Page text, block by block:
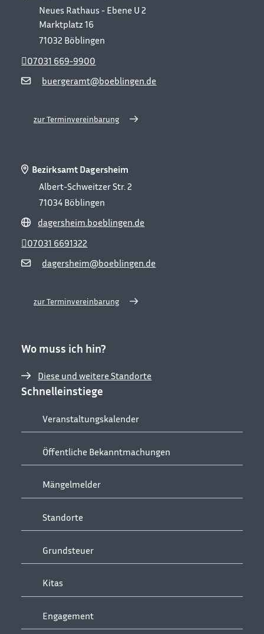
Neues Rathaus - Ebene U 2
Marktplatz 16
71032 Böblingen
buergeramt@boeblingen.de
07031 669-9900
zur Terminvereinbarung
Bezirksamt Dagersheim
Albert-Schweitzer Str. 2
71034 Böblingen
dagersheim.boeblingen.de
dagersheim@boeblingen.de
07031 6691322
zur Terminvereinbarung
Wo muss ich hin?
Diese und weitere Standorte
Schnelleinstiege
Veranstaltungskalender
Öffentliche Bekanntmachungen
Mängelmelder
Standorte
Grundsteuer
Kitas
Engagement